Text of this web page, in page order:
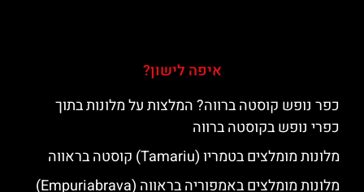
איפה לישון?
כפר נופש קוסטה ברווה? המלצות על מלונות בתוך
כפרי נופש בקוסטה ברווה
מלונות מומלצים בטמריו (Tamariu) קוסטה בראווה
מלונות מומלצים באמפוריה בראווה (Empuriabrava)